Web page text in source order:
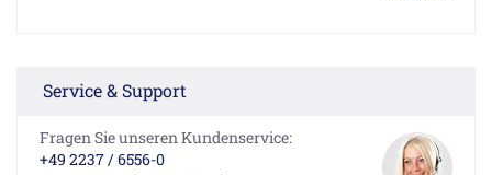
Service & Support
Fragen Sie unseren Kundenservice:
+49 2237 / 6556-0